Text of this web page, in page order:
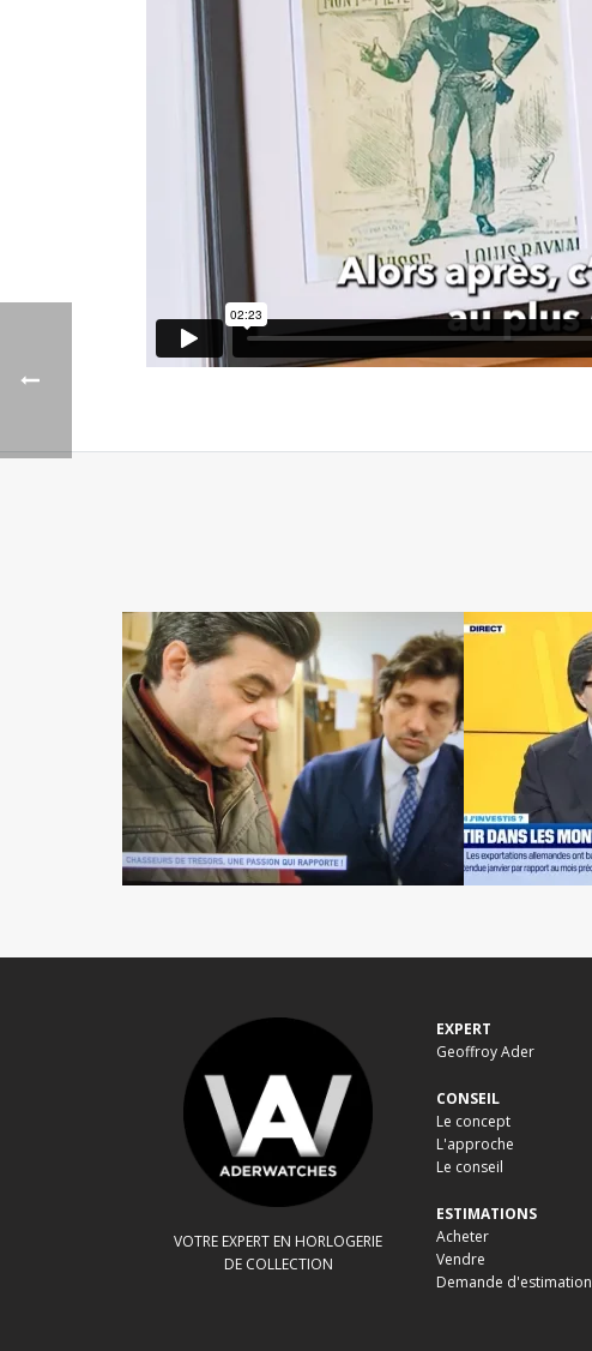
VOTRE EXPERT EN HORLOGERIE
DE COLLECTION
EXPERT
Geoffroy Ader
CONSEIL
Le concept
L'approche
Le conseil
ESTIMATIONS
Acheter
Vendre
Demande d'estimation